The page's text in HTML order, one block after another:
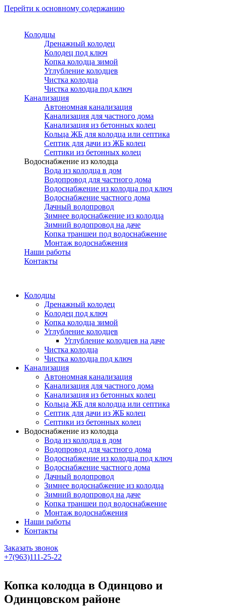
Перейти к основному содержанию
Колодцы
Дренажный колодец
Колодец под ключ
Копка колодца зимой
Углубление колодцев
Чистка колодца
Чистка колодца под ключ
Канализация
Автономная канализация
Канализация для частного дома
Канализация из бетонных колец
Кольца ЖБ для колодца или септика
Септик для дачи из ЖБ колец
Септики из бетонных колец
Водоснабжение из колодца
Вода из колодца в дом
Водопровод для частного дома
Водоснабжение из колодца под ключ
Водоснабжение частного дома
Дачный водопровод
Зимнее водоснабжение из колодца
Зимний водопровод на даче
Копка траншеи под водоснабжение
Монтаж водоснабжения
Наши работы
Контакты
Колодцы
Дренажный колодец
Колодец под ключ
Копка колодца зимой
Углубление колодцев
Углубление колодцев на даче
Чистка колодца
Чистка колодца под ключ
Канализация
Автономная канализация
Канализация для частного дома
Канализация из бетонных колец
Кольца ЖБ для колодца или септика
Септик для дачи из ЖБ колец
Септики из бетонных колец
Водоснабжение из колодца
Вода из колодца в дом
Водопровод для частного дома
Водоснабжение из колодца под ключ
Водоснабжение частного дома
Дачный водопровод
Зимнее водоснабжение из колодца
Зимний водопровод на даче
Копка траншеи под водоснабжение
Монтаж водоснабжения
Наши работы
Контакты
Заказать звонок
+7(963)111-25-22
Копка колодца в Одинцово и
Одинцовском районе